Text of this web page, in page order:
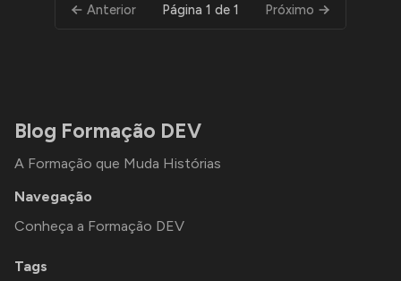
Anterior Página 1 de 1 Próximo
Blog Formação DEV
A Formação que Muda Histórias
Navegação
Conheça a Formação DEV
Tags